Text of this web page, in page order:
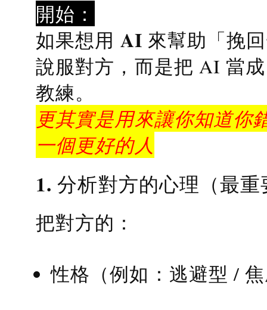
開始：
如果想用 AI 來幫助「挽
說服對方，而是把 AI 當
教練。
更其實是用來讓你知道你
一個更好的人
1. 分析對方的心理（最
把對方的：
性格（例如：逃避型 /